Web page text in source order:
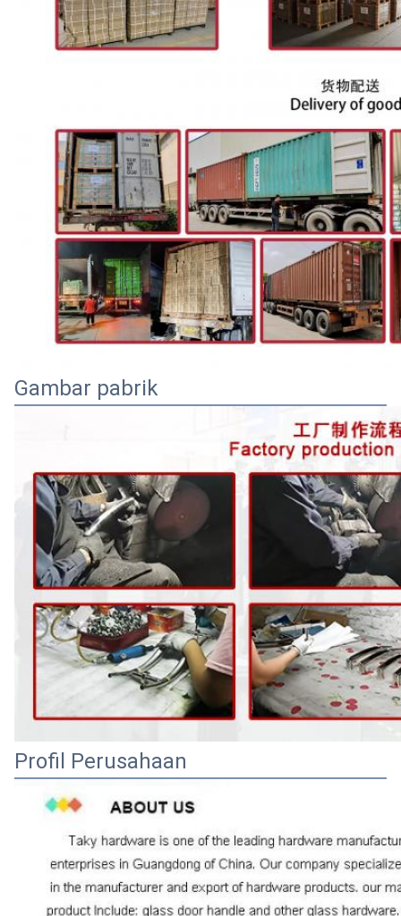
Gambar pabrik
Profil Perusahaan